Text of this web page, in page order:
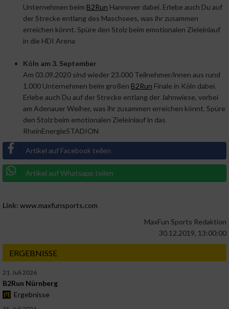
Unternehmen beim B2Run Hannover dabei. Erlebe auch Du auf
der Strecke entlang des Maschsees, was ihr zusammen
erreichen könnt. Spüre den Stolz beim emotionalen Zieleinlauf
in die HDI Arena
Köln am 3. September
Am 03.09.2020 sind wieder 23.000 Teilnehmer/innen aus rund
1.000 Unternehmen beim großen B2Run Finale in Köln dabei.
Erlebe auch Du auf der Strecke entlang der Jahnwiese, vorbei
am Adenauer Weiher, was ihr zusammen erreichen könnt. Spüre
den Stolz beim emotionalen Zieleinlauf in das
RheinEnergieSTADION
Artikel auf Facebook teilen
Artikel auf Whatsapp teilen
Link: www.maxfunsports.com
MaxFun Sports Redaktion
30.12.2019, 13:00:00
ERGEBNISSE
21. Juli 2026
B2Run Nürnberg
Ergebnisse